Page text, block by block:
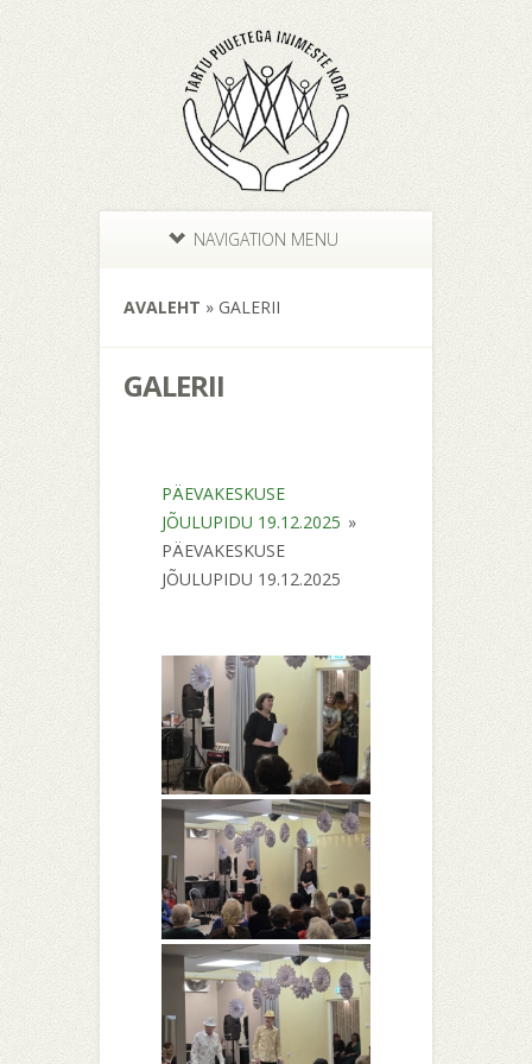
NAVIGATION MENU
AVALEHT » GALERII
GALERII
PÄEVAKESKUSE
JÕULUPIDU 19.12.2025 »
PÄEVAKESKUSE
JÕULUPIDU 19.12.2025